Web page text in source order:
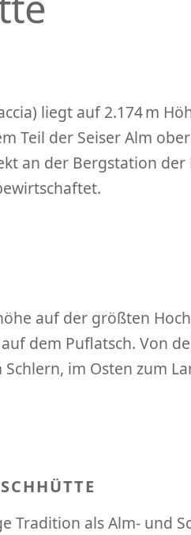
liegt auf 2.174 m
Teil der Seiser Alm
an der Bergstation der
auf der größten
dem Puflatsch. Von
im Osten zum
Tradition als Alm- und